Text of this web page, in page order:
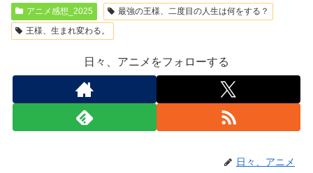
アニメ感想_2025
最強の王様、二度目の人生は何をする？
王様、生まれ変わる。
日々、アニメをフォローする
日々、アニメ